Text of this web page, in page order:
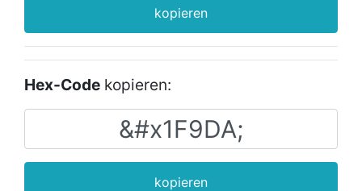
kopieren
Hex-Code kopieren:
kopieren